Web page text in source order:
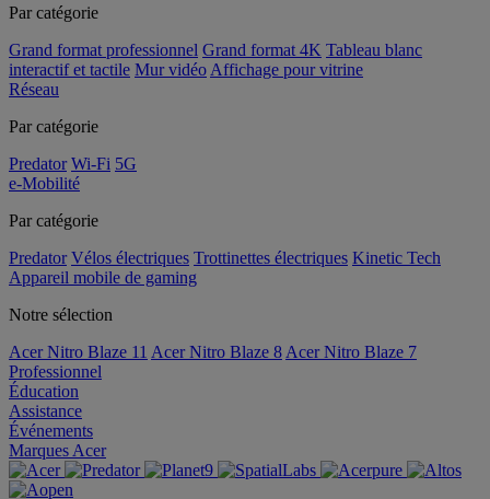
Par catégorie
Grand format professionnel Grand format 4K Tableau blanc
interactif et tactile Mur vidéo Affichage pour vitrine
Réseau
Par catégorie
Predator Wi-Fi 5G
e-Mobilité
Par catégorie
Predator Vélos électriques Trottinettes électriques Kinetic Tech
Appareil mobile de gaming
Notre sélection
Acer Nitro Blaze 11 Acer Nitro Blaze 8 Acer Nitro Blaze 7
Professionnel
Éducation
Assistance
Événements
Marques Acer